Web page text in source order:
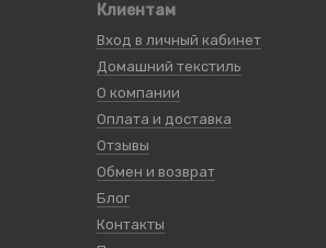
Клиентам
Вход в личный кабинет
Домашний текстиль
О компании
Оплата и доставка
Отзывы
Обмен и возврат
Блог
Контакты